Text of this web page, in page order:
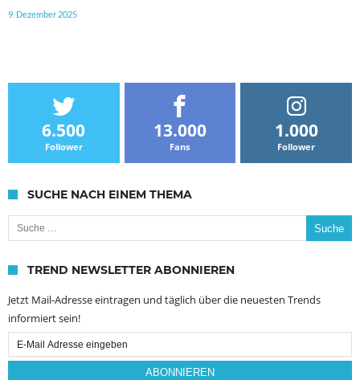
9. Dezember 2025
6.500
Follower
13.000
Fans
1.000
Follower
SUCHE NACH EINEM THEMA
Suche nach:
TREND NEWSLETTER ABONNIEREN
Jetzt Mail-Adresse eintragen und täglich über die neuesten Trends
informiert sein!
Email
Subscription
ABONNIEREN